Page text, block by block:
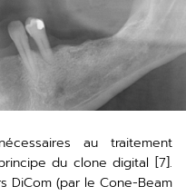
au traitement
du clone digital [7].
DiCom (par le Cone-Beam